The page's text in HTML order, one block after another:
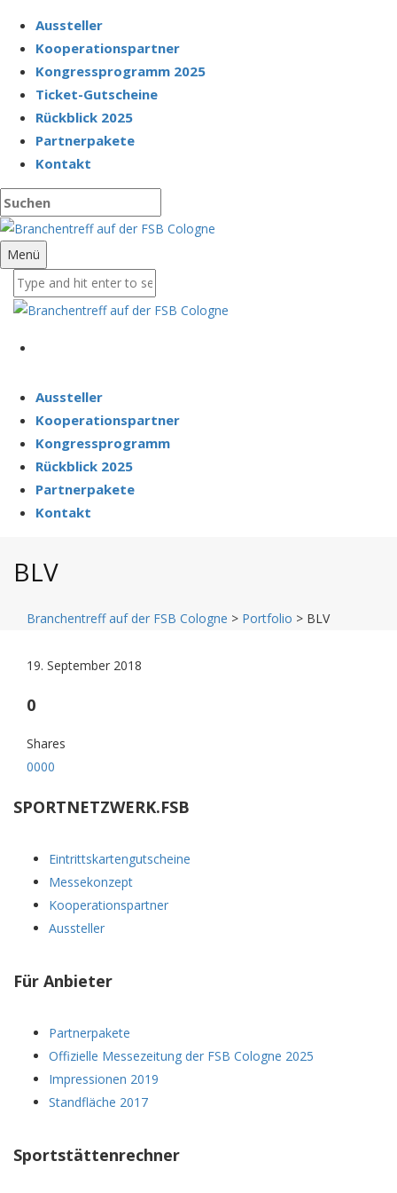
Aussteller
Kooperationspartner
Kongressprogramm 2025
Ticket-Gutscheine
Rückblick 2025
Partnerpakete
Kontakt
Menü
Aussteller
Kooperationspartner
Kongressprogramm
Rückblick 2025
Partnerpakete
Kontakt
BLV
Branchentreff auf der FSB Cologne > Portfolio > BLV
19. September 2018
0
Shares
0000
SPORTNETZWERK.FSB
Eintrittskartengutscheine
Messekonzept
Kooperationspartner
Aussteller
Für Anbieter
Partnerpakete
Offizielle Messezeitung der FSB Cologne 2025
Impressionen 2019
Standfläche 2017
Sportstättenrechner